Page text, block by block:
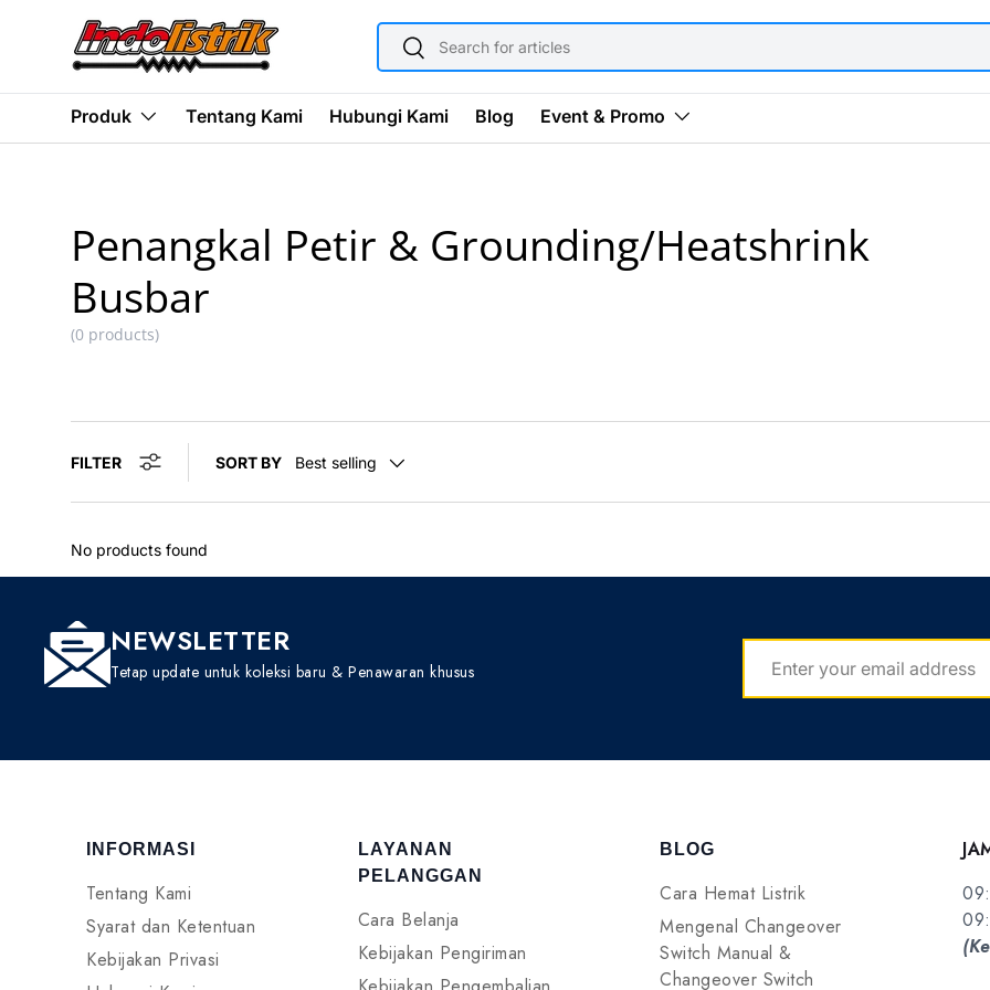
SKIP TO CONTENT SEARCH
Search
Produk Tentang Kami Hubungi Kami Blog Event & Promo
Penangkal Petir & Grounding/Heatshrink
Busbar
(0 products)
FILTER SORT BY Best selling
No products found
NEWSLETTER
Tetap update untuk koleksi baru & Penawaran khusus
INFORMASI
Tentang Kami
Syarat dan Ketentuan
Kebijakan Privasi
LAYANAN
PELANGGAN
Cara Belanja
Kebijakan Pengiriman
BLOG
Cara Hemat Listrik
Mengenal Changeover
Switch Manual &
Changeover Switch